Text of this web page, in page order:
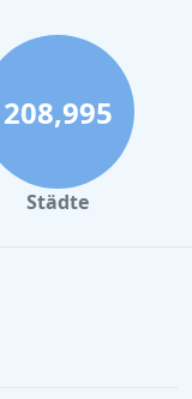
208,995
Städte